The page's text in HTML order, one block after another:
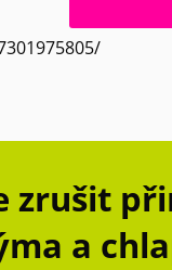
zrušit
a